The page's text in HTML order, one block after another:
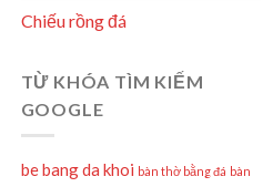
Chiếu rồng đá
TỪ KHÓA TÌM KIẾM
GOOGLE
be bang da khoi bàn thờ bằng đá bàn